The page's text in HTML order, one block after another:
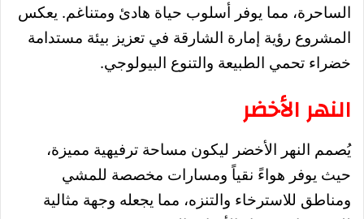
الساحرة، مما يوفر أسلوب حياة هادئ ومتناغم. يعكس
المشروع رؤية إمارة الشارقة في تعزيز بيئة مستدامة
خضراء تحمي الطبيعة والتنوع البيولوجي.
النهر الأخضر
يُصمم النهر الأخضر ليكون مساحة ترفيهية مميزة،
حيث يوفر هواءً نقياً ومسارات مخصصة للمشي
ومناطق للاسترخاء والتنزه، مما يجعله وجهة مثالية